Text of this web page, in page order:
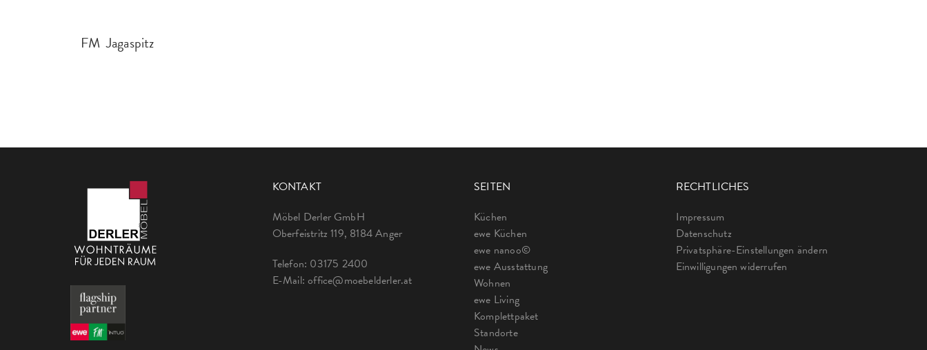
FM Jagaspitz
KONTAKT
Möbel Derler GmbH
Oberfeistritz 119, 8184 Anger
Telefon: 03175 2400
E-Mail:office@moebelderler.at
SEITEN
Küchen
ewe Küchen
ewe nanoo©
ewe Ausstattung
Wohnen
ewe Living
Komplettpaket
Standorte
RECHTLICHES
Impressum
Datenschutz
Privatsphäre-Einstellungen ändern
Einwilligungen widerrufen